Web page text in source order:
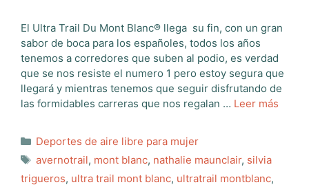
El Ultra Trail Du Mont Blanc® llega su fin, con un gran
sabor de boca para los españoles, todos los años
tenemos a corredores que suben al podio, es verdad
que se nos resiste el numero 1 pero estoy segura que
llegará y mientras tenemos que seguir disfrutando de
las formidables carreras que nos regalan … Leer más
Categorías
Deportes de aire libre para mujer
Etiquetas
avernotrail, mont blanc, nathalie maunclair, silvia
trigueros, ultra trail mont blanc, ultratrail montblanc,